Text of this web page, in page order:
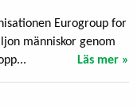
Eurogroup for
människor genom
Läs mer »